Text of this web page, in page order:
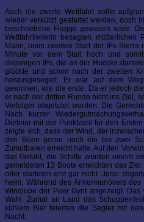
Auch die zweite Wettfahrt sollte
wieder verkürzt gestartet werden, doch
beschriebene Flagge gewesen wäre.
Wettfahrtleiterin besagten mütterlichen
Mann, beim zweiten Start der IFs
Minute vor dem Start hoch und
diejenigen IFs, die an der Huddel
glückte und schon nach der zweiten
herausgesegelt. Er war auf dem
gewinnen, wie die erste. Da er jedoch
er nach der dritten Runde nicht ins Ziel,
Verfolger abgetutet wurden. Die
Nach kurzer
Dietmar mit der Punktzahl für den
zeigte sich, dass der Wind, der
den Böen gerne noch ein bis zwei
Zumutbaren erreicht hatte. Auf den
das Gefühl, die Schiffe würden einem
gemeldeten 13 Boote erreichten das
oder starteten erst gar nicht. Jessi
heim. Während des Ankermanövers
Windlupe der Peer Gynt angezeigt.
Wahl. Zumal an Land das
kühlem Bier feierten die Segler mit
Nacht.